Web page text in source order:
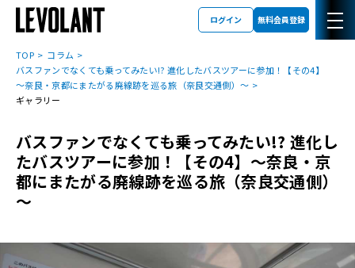
ログイン 無料会員登録
TOP
コラム
バスファンでなくても乗ってみたい!? 進化したバスツアーに参加！【その4】
～奈良・京都にまたがる廃線跡を巡る旅（奈良交通側）～
ギャラリー
バスファンでなくても乗ってみたい!? 進化し
たバスツアーに参加！【その4】～奈良・京
都にまたがる廃線跡を巡る旅（奈良交通側）
～